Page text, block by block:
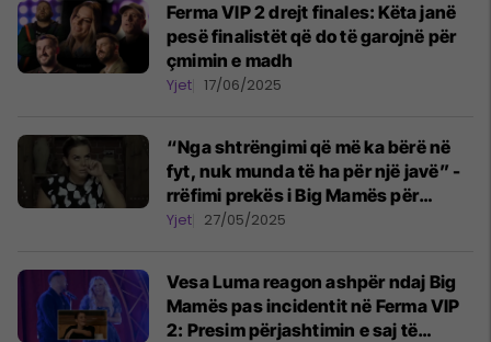
Ferma VIP 2 drejt finales: Këta janë
pesë finalistët që do të garojnë për
çmimin e madh
Yjet 17/06/2025
“Nga shtrëngimi që më ka bërë në
fyt, nuk munda të ha për një javë” -
rrëfimi prekës i Big Mamës për
dhunën që përjetoi nga ish-partneri
Yjet 27/05/2025
Vesa Luma reagon ashpër ndaj Big
Mamës pas incidentit në Ferma VIP
2: Presim përjashtimin e saj të